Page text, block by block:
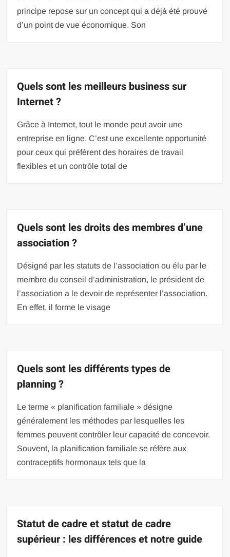
principe repose sur un concept qui a déjà été prouvé
d’un point de vue économique. Son
Quels sont les meilleurs business sur
Internet ?
Grâce à Internet, tout le monde peut avoir une
entreprise en ligne. C’est une excellente opportunité
pour ceux qui préfèrent des horaires de travail
flexibles et un contrôle total de
Quels sont les droits des membres d’une
association ?
Désigné par les statuts de l’association ou élu par le
membre du conseil d’administration, le président de
l’association a le devoir de représenter l’association.
En effet, il forme le visage
Quels sont les différents types de
planning ?
Le terme « planification familiale » désigne
généralement les méthodes par lesquelles les
femmes peuvent contrôler leur capacité de concevoir.
Souvent, la planification familiale se réfère aux
contraceptifs hormonaux tels que la
Statut de cadre et statut de cadre
supérieur : les différences et notre guide